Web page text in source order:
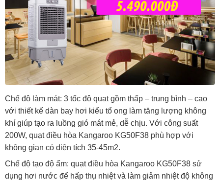
Chế độ làm mát: 3 tốc độ quạt gồm thấp – trung bình – cao
với thiết kế dàn bay hơi kiểu tổ ong làm tăng lượng không
khí giúp tạo ra luồng gió mát mẻ, dễ chịu. Với công suất
200W, quạt điều hòa Kangaroo KG50F38 phù hợp với
không gian có diện tích 35-45m2.
Chế độ tạo độ ẩm: quạt điều hòa Kangaroo KG50F38 sử
dụng hơi nước để hấp thụ nhiệt và làm giảm nhiệt độ không